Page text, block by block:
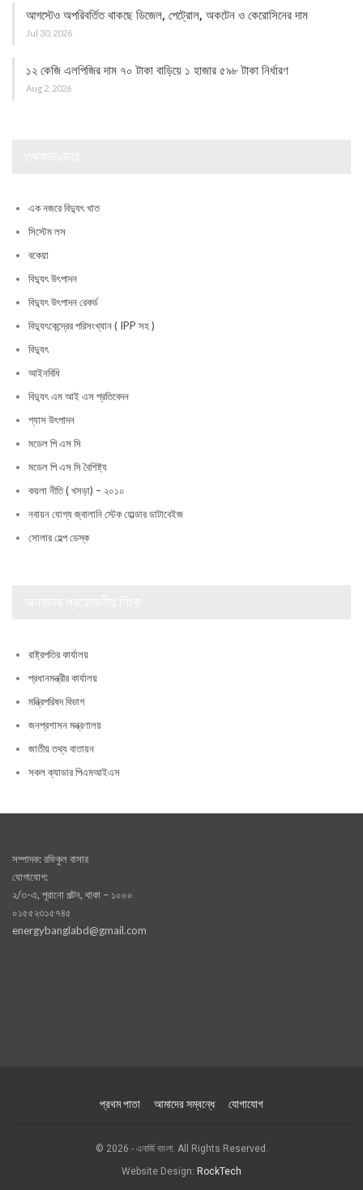
আগস্টেও অপরিবর্তিত থাকছে ডিজেল, পেট্রোল, অকটেন ও কেরোসিনের দাম
Jul 30, 2026
১২ কেজি এলপিজির দাম ৭০ টাকা বাড়িয়ে ১ হাজার ৫৯৮ টাকা নির্ধারণ
Aug 2, 2026
এক নজরে বিদ্যুৎ খাত
সিস্টেম লস
বকেয়া
বিদ্যুৎ উৎপাদন
বিদ্যুৎ উৎপাদন রেকর্ড
বিদ্যুৎকেন্দ্রের পরিসংখ্যান ( IPP সহ )
বিদ্যুৎ
আইনবিধি
বিদ্যুৎ এম আই এস প্রতিবেদন
গ্যাস উৎপাদন
মডেল পি এস সি
মডেল পি এস সি বৈশিষ্ট্য
কয়লা নীতি ( খসড়া) – ২০১০
নবায়ন যোগ্য জ্বালানি স্টেক হোল্ডার ডাটাবেইজ
সোলার হেল্প ডেস্ক
রাষ্ট্রপতির কার্যালয়
প্রধানমন্ত্রীর কার্যালয়
মন্ত্রিপরিষদ বিভাগ
জনপ্রশাসন মন্ত্রণালয়
জাতীয় তথ্য বাতায়ন
সকল ক্যাডার পিএমআইএস
সম্পাদক: রফিকুল বাসার
যোগাযোগ:
২/৩-এ, পূরানো পল্টন, থাকা – ১০০০
০১৫৫২৩১৫৭৪৫
energybanglabd@gmail.com
প্রথম পাতা আমাদের সম্বন্ধে যোগাযোগ
© 2026 - এনার্জি বাংলা. All Rights Reserved.
Website Design: RockTech